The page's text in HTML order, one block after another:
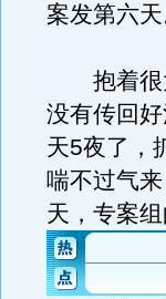
案发第六天
抱着很大
没有传回
天5夜了，
喘不过气
天，专案